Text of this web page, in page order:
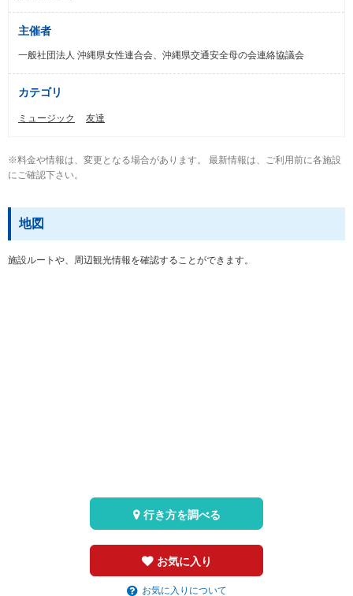
主催者
一般社団法人 沖縄県女性連合会、沖縄県交通安全母の会連絡協議会
カテゴリ
ミュージック 友達
※料金や情報は、変更となる場合があります。 最新情報は、ご利用前に各施設
にご確認下さい。
地図
施設ルートや、周辺観光情報を確認することができます。
お気に入り
お気に入りについて
行き方を調べる